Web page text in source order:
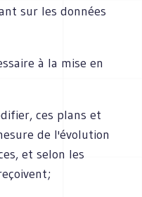
sur les données
à la mise en
ces plans et
de l'évolution
et selon les